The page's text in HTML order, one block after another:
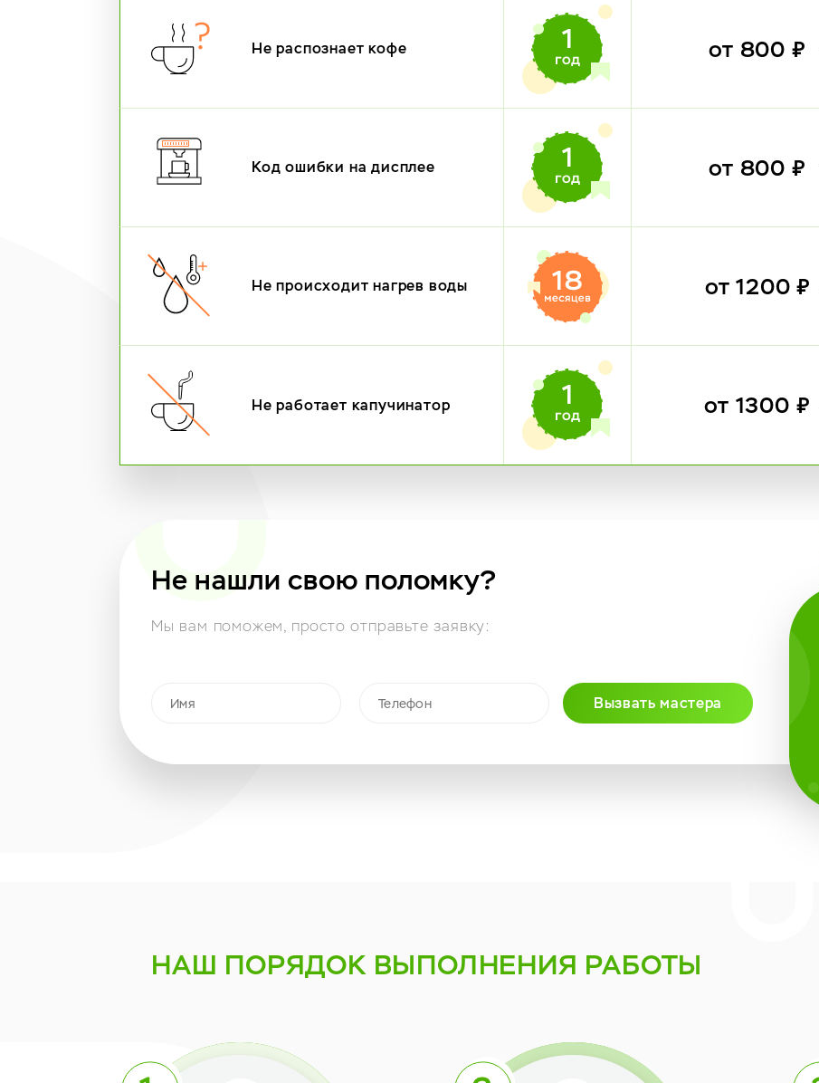
Не распознает кофе от 800 ₽
Код ошибки на дисплее от 800 ₽
Не происходит нагрев воды от 1200 ₽
Не работает капучинатор от 1300 ₽
Не нашли свою поломку?
Мы вам поможем, просто отправьте заявку:
Вызвать мастера
НАШ ПОРЯДОКВЫПОЛНЕНИЯ РАБОТЫ